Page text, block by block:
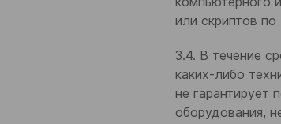
или скриптов по
3.4. В течение
каких-либо
не гарантирует
оборудования,